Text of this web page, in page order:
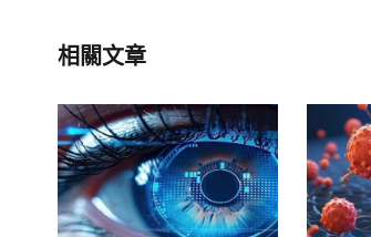
相關文章